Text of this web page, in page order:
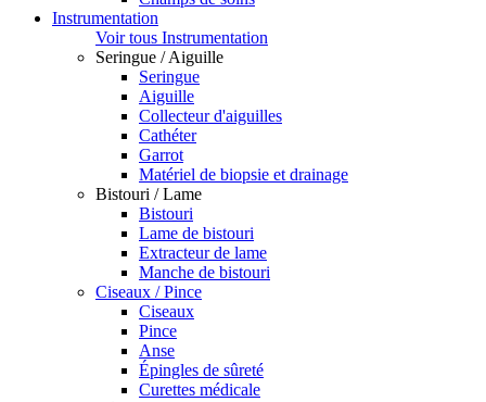
Instrumentation
Voir tous Instrumentation
Seringue / Aiguille
Seringue
Aiguille
Collecteur d'aiguilles
Cathéter
Garrot
Matériel de biopsie et drainage
Bistouri / Lame
Bistouri
Lame de bistouri
Extracteur de lame
Manche de bistouri
Ciseaux / Pince
Ciseaux
Pince
Anse
Épingles de sûreté
Curettes médicale